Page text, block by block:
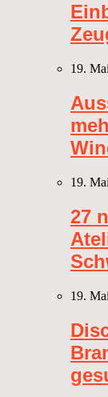
19.
19.
27
19.